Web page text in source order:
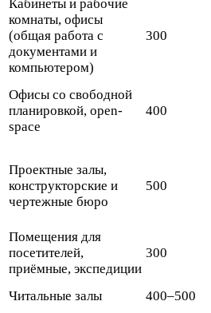
Кабинеты и рабочие
комнаты, офисы
(общая работа с
документами и
компьютером)
300
Офисы со свободной
планировкой, open-
space
400
Проектные залы,
конструкторские и
чертежные бюро
500
Помещения для
посетителей,
приёмные, экспедиции
300
Читальные залы 400–500